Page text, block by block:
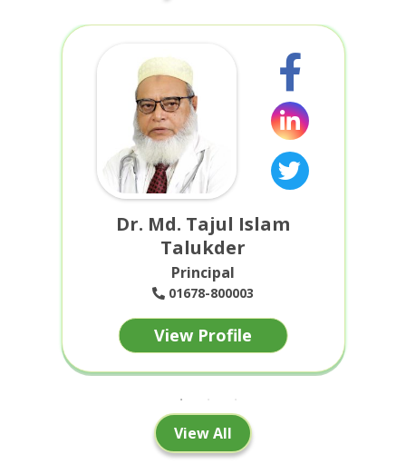
Dr. Md. Tajul Islam
Talukder
Principal
01678-800003
View Profile
View All